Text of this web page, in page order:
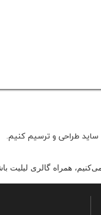
ساید طراحی و ترسیم کنیم.
همراه گالری لیلیت